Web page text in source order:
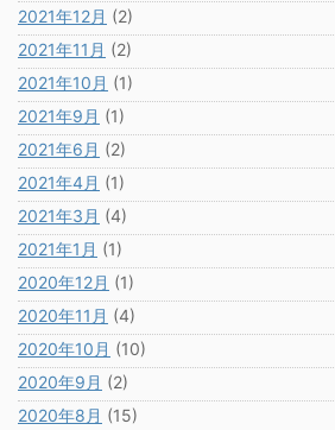
2021年12月 (2)
2021年11月 (2)
2021年10月 (1)
2021年9月 (1)
2021年6月 (2)
2021年4月 (1)
2021年3月 (4)
2021年1月 (1)
2020年12月 (1)
2020年11月 (4)
2020年10月 (10)
2020年9月 (2)
2020年8月 (15)